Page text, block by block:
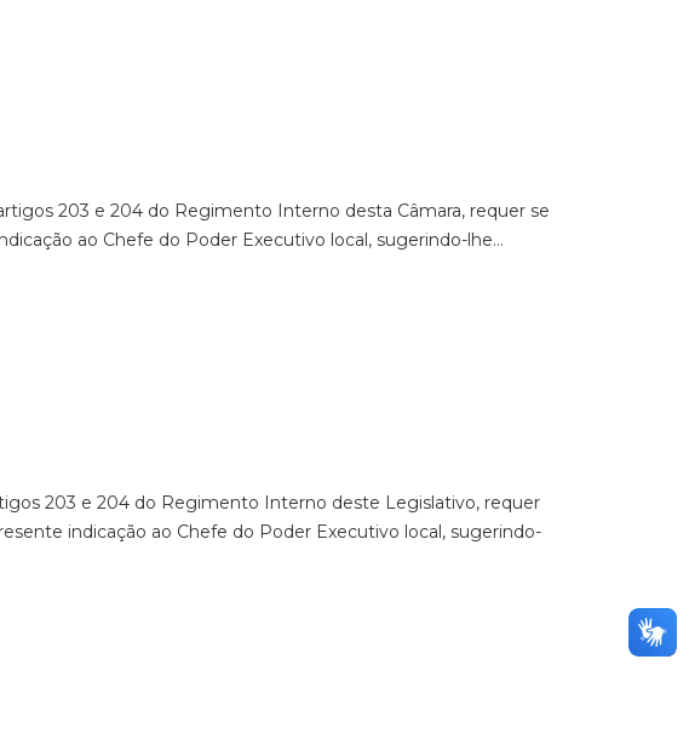
203 e 204 do Regimento Interno desta Câmara, requer se
ao Chefe do Poder Executivo local, sugerindo-lhe…
203 e 204 do Regimento Interno deste Legislativo, requer
indicação ao Chefe do Poder Executivo local, sugerindo-